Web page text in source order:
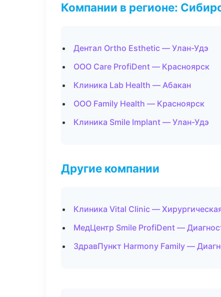
Компании в регионе:
Дентал Ortho Esthetic — Улан-Удэ
ООО Care ProfiDent — Красноярск
Клиника Lab Health — Абакан
ООО Family Health — Красноярск
Клиника Smile Implant — Улан-Удэ
Другие компании
Клиника Vital Clinic —
МедЦентр Smile ProfiDent —
ЗдравПункт Harmony Family —